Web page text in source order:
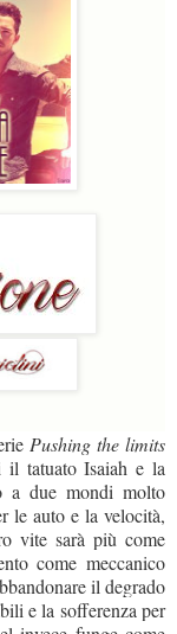
Pushing the limits
il tatuato Isaiah e la
a due mondi molto
le auto e la velocità,
vite sarà più come
come meccanico
il degrado
e la sofferenza per